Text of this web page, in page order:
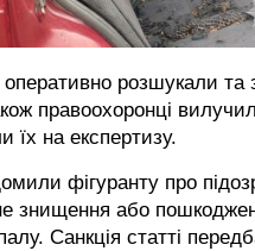
оперативно розшукали та
правоохоронці
їх на експертизу.
фігуранту про
знищення або
Санкція статті